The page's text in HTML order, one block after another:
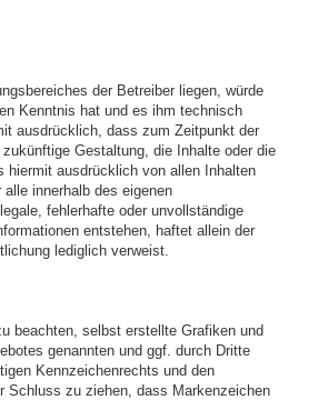
der Betreiber liegen, würde
Kenntnis hat und es ihm technisch
ausdrücklich, dass zum Zeitpunkt der
Gestaltung, die Inhalte oder die
hiermit ausdrücklich von allen Inhalten
innerhalb des eigenen
fehlerhafte oder unvollständige
entstehen, haftet allein der
lediglich verweist.
beachten, selbst erstellte Grafiken und
genannten und ggf. durch Dritte
Kennzeichenrechts und den
Schluss zu ziehen, dass Markenzeichen